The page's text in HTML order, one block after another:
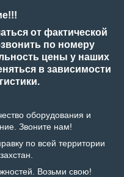
от фактической
по номеру
цены у наших
в зависимости
оборудования и
Звоните нам!
по всей территории
Возьми свою!